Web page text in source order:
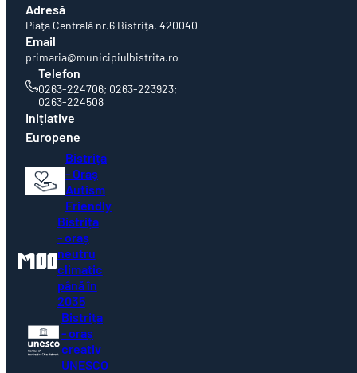
Adresă
Piaţa Centrală nr.6 Bistriţa, 420040
Email
primaria@municipiulbistrita.ro
Telefon
0263-224706; 0263-223923;
0263-224508
Inițiative
Europene
Bistrița
- Oraș
Autism
Friendly
Bistrița
- oraș
neutru
climatic
până în
2035
Bistrița
- oraș
creativ
UNESCO